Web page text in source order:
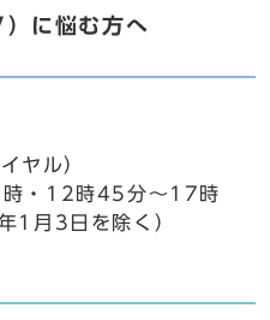
）に悩む方へ
ヤル）
・12時45分～17時
1月3日を除く）